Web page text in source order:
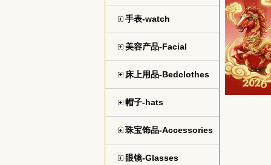
手表-watch
美容产品-Facial
床上用品-Bedclothes
帽子-hats
珠宝饰品-Accessories
眼镜-Glasses